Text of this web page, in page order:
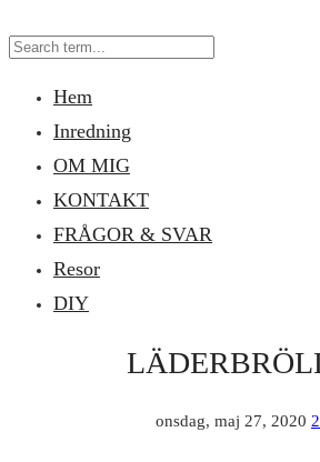
Hem
Inredning
OM MIG
KONTAKT
FRÅGOR & SVAR
Resor
DIY
onsdag, maj 27, 2020 2